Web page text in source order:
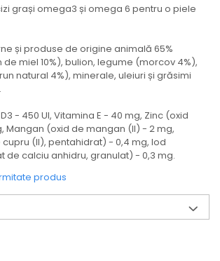
grași omega3 și omega 6 pentru o piele
și produse de origine animală 65%
miel 10%), bulion, legume (morcov 4%),
natural 4%), minerale, uleiuri și grăsimi
- 450 UI, Vitamina E - 40 mg, Zinc (oxid
Mangan (oxid de mangan (II) - 2 mg,
(II), pentahidrat) - 0,4 mg, Iod
de calciu anhidru, granulat) - 0,3 mg.
produs